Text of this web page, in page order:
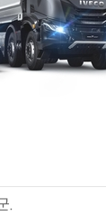
.
업무 자동화 위한 AI ‘세컨드 브레인’ 만들기 1-day 워크숍 - LLM Wiki 기반 정리·리서치·보고 자동화